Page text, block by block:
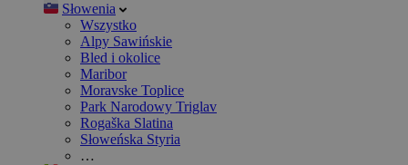
Słowenia
Wszystko
Alpy Sawińskie
Bled i okolice
Maribor
Moravske Toplice
Park Narodowy Triglav
Rogaška Slatina
Słoweńska Styria
…